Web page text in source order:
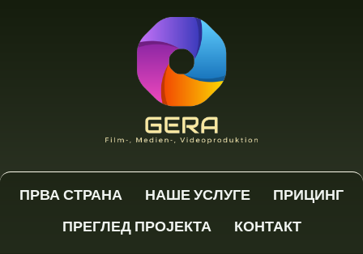
ПРВА СТРАНА НАШЕ УСЛУГЕ
ПРИЦИНГ
ПРЕГЛЕД ПРОЈЕКТА
КОНТАКТ